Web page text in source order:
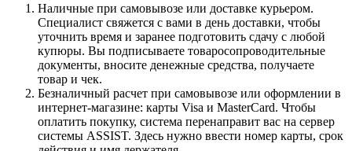
Наличные при самовывозе или доставке курьером.
Специалист свяжется с вами в день доставки, чтобы
уточнить время и заранее подготовить сдачу с любой
купюры. Вы подписываете товаросопроводительные
документы, вносите денежные средства, получаете
товар и чек.
Безналичный расчет при самовывозе или оформлении в
интернет-магазине: карты Visa и MasterCard. Чтобы
оплатить покупку, система перенаправит вас на сервер
системы ASSIST. Здесь нужно ввести номер карты, срок